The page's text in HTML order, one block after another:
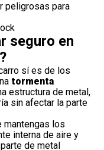
peligrosas para
seguro en
sí es de los
tormenta
estructura de metal,
sin afectar la parte
mantengas los
interna de aire y
de metal